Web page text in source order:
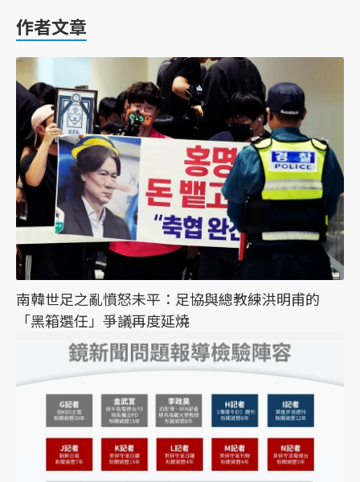
作者文章
南韓世足之亂憤怒未平：足協與總教練洪明甫的
「黑箱選任」爭議再度延燒